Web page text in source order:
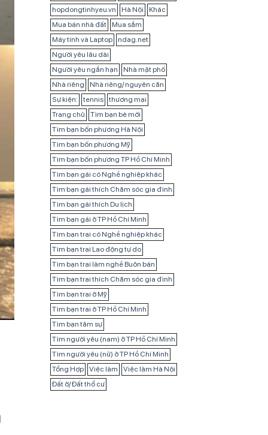
hopdongtinhyeu.vn
Hà Nội
Khác
Mua bán nhà đất
Mua sắm
Máy tính và Laptop
ndag.net
Người yêu lâu dài
Người yêu ngắn hạn
Nhà mặt phố
Nhà riêng
Nhà riêng/ nguyên căn
Sự kiện:
tennis
thương mại
Trang chủ
Tìm bạn bè mới
Tìm bạn bốn phương Hà Nội
Tìm bạn bốn phương Mỹ
Tìm bạn bốn phương TP Hồ Chí Minh
Tìm bạn gái có Nghề nghiệp khác
Tìm bạn gái thích Chăm sóc gia đình
Tìm bạn gái thích Du lịch
Tìm bạn gái ở TP Hồ Chí Minh
Tìm bạn trai có Nghề nghiệp khác
Tìm bạn trai Lao động tự do
Tìm bạn trai làm nghề Buôn bán
Tìm bạn trai thích Chăm sóc gia đình
Tìm bạn trai ở Mỹ
Tìm bạn trai ở TP Hồ Chí Minh
Tìm bạn tâm sự
Tìm người yêu (nam) ở TP Hồ Chí Minh
Tìm người yêu (nữ) ở TP Hồ Chí Minh
Tổng Hợp
Việc làm
Việc làm Hà Nội
Đất ở/ Đất thổ cư